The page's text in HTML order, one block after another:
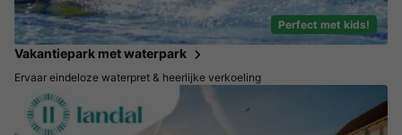
Perfect met kids!
Vakantiepark met waterpark
Ervaar eindeloze waterpret & heerlijke verkoeling